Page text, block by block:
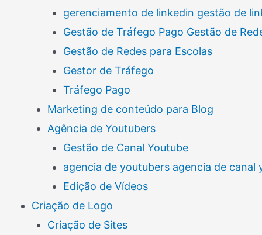
gerenciamento de linkedin gestão de
Gestão de Tráfego Pago Gestão de
Gestão de Redes para Escolas
Gestor de Tráfego
Tráfego Pago
Marketing de conteúdo para Blog
Agência de Youtubers
Gestão de Canal Youtube
agencia de youtubers agencia de canal
Edição de Vídeos
Criação de Logo
Criação de Sites